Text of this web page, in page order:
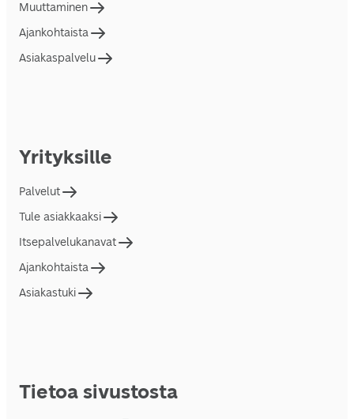
Muuttaminen
Ajankohtaista
Asiakaspalvelu
Yrityksille
Palvelut
Tule asiakkaaksi
Itsepalvelukanavat
Ajankohtaista
Asiakastuki
Tietoa sivustosta